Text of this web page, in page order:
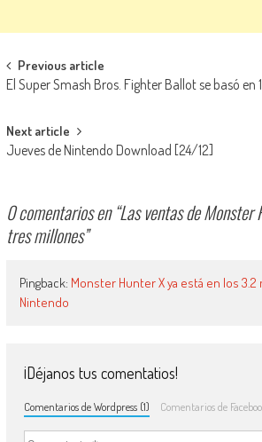
Navegación de entradas
Previous article
El Super Smash Bros. Fighter Ballot se basó en
Next article
Jueves de Nintendo Download [24/12]
0 comentarios en “Las ventas de Monster
tres millones”
Pingback: Monster Hunter X ya está en los
Nintendo
¡Déjanos tus comentatios!
Comentarios de Wordpress (1) Comentarios de